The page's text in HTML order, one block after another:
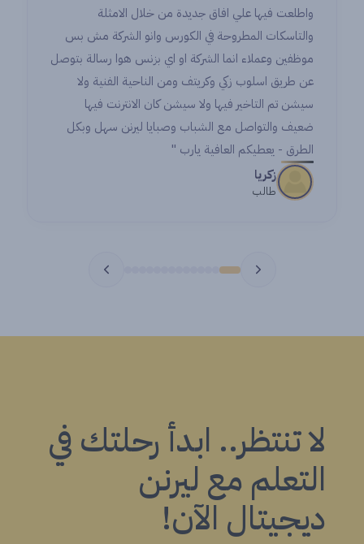
واطلعت فيها علي افاق جديدة من خلال الامثلة
والتاسكات المطروحة في الكورس وانو الشركة مش بس
موظفين وعملاء انما الشركة او اي بزنس هوا رسالة بتوصل
عن طريق اسلوب زكي وكريتف ومن الناحية الفنية ولا
سيشن تم التاخير فيها ولا سيشن كان الانترنت فيها
ضعيف والتواصل مع الشباب وصبايا ليرنن سهل وبكل
الطرق - يعطيكم العافية يارب "
زكريا
طالب
لا تنتظر.. ابدأ رحلتك في
التعلم مع ليرنن
ديجيتال الآن!